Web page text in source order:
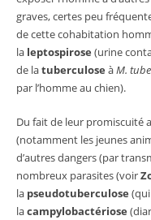
graves, certes peu
de cette cohabitation
la leptospirose (urine
de latuberculose àM.
par l’homme au chien).
Du fait de leur promiscuité
(notamment les jeunes
d’autres dangers (par
nombreux parasites (voir
la pseudotuberculose
lacampylobactériose